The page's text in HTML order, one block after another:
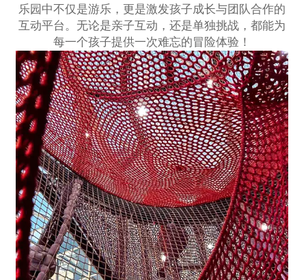
乐园中不仅是游乐，更是激发孩子成长与团队合作的
互动平台。无论是亲子互动，还是单独挑战，都能为
每一个孩子提供一次难忘的冒险体验！